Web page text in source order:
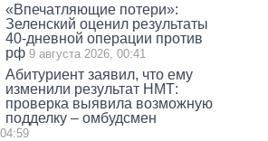
«Впечатляющие потери»:
Зеленский оценил результаты
40-дневной операции против
рф 9 августа 2026, 00:41
Абитуриент заявил, что ему
изменили результат НМТ:
проверка выявила возможную
подделку – омбудсмен